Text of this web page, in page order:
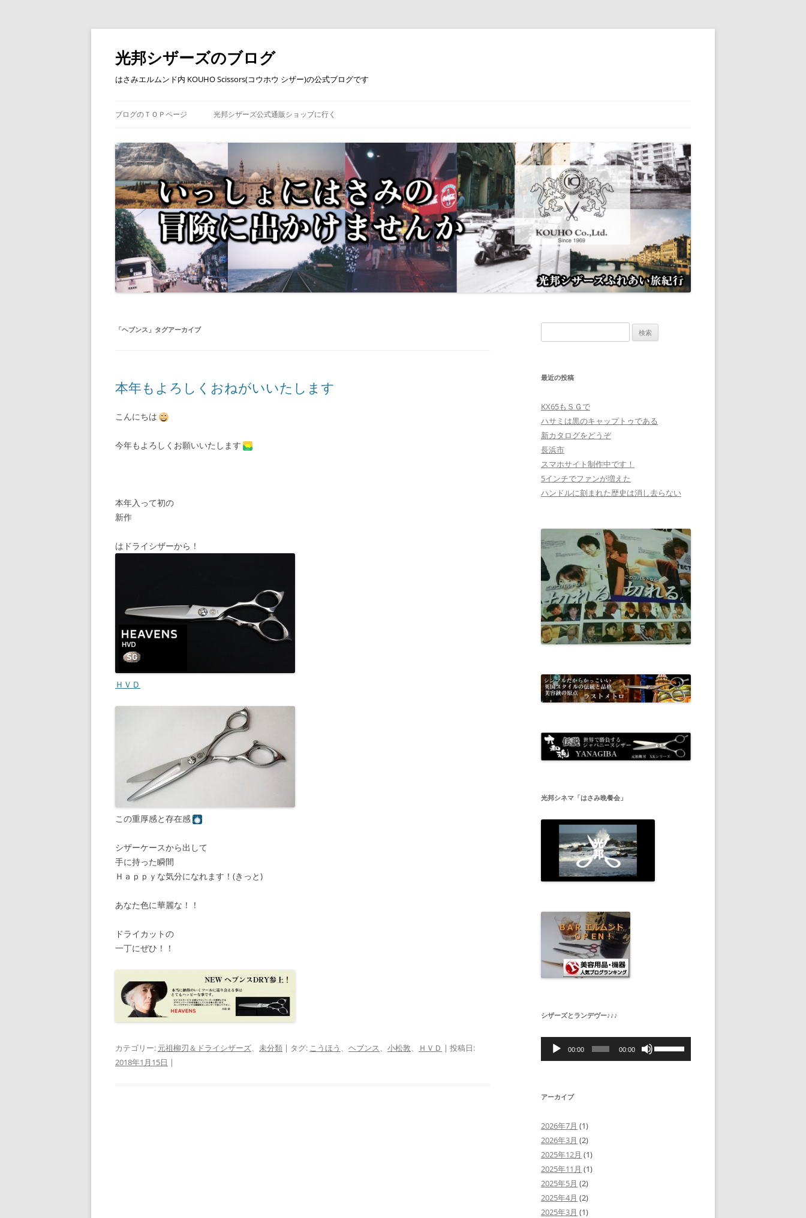
コ
テ
ン
ツ
へ
ス
光邦シザーズのブログ
はさみエルムンド内 KOUHO Scissors(コウホウ シザー)の公式ブログです
ブログのＴＯＰページ 光邦シザーズ公式通販ショップに行く
「ヘブンス 」タグアーカイブ
本年もよろしくおねがいいたします
こんにちは
今年もよろしくお願いいたします
本年入って初の
新作
はドライシザーから！
ＨＶＤ
この重厚感と存在感
シザーケースから出して
手に持った瞬間
Ｈａｐｐｙな気分になれます！(きっと)
あなた色に華麗な！！
ドライカットの
一丁にぜひ！！
カテゴリー: 元祖柳刃＆ドライシザーズ、 未分類 | タグ: こうほう 、 ヘブンス、 小松敦、 ＨＶＤ | 投稿日:
2018年1月15日 |
索:
最近の投稿
KX65もＳＧで
ハサミは黒のキャップトゥである
新カタログをどうぞ
長浜市
スマホサイト制作中です！
5インチでファンが増えた
ハンドルに刻まれた歴史は消し去らない
光邦シネマ「はさみ晩餐会」
シザーズとランデヴー♪♪♪
音
00:00 00:00
リ
アーカイブ
2026年7月 (1)
2026年3月 (2)
2025年12月 (1)
2025年11月 (1)
2025年5月 (2)
2025年4月 (2)
2025年3月 (1)